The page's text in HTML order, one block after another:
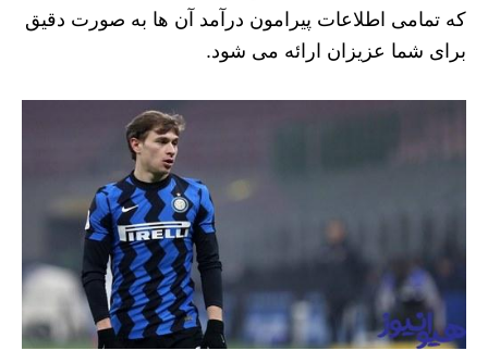
که تمامی اطلاعات پیرامون درآمد آن ها به صورت دقیق
برای شما عزیزان ارائه می شود.